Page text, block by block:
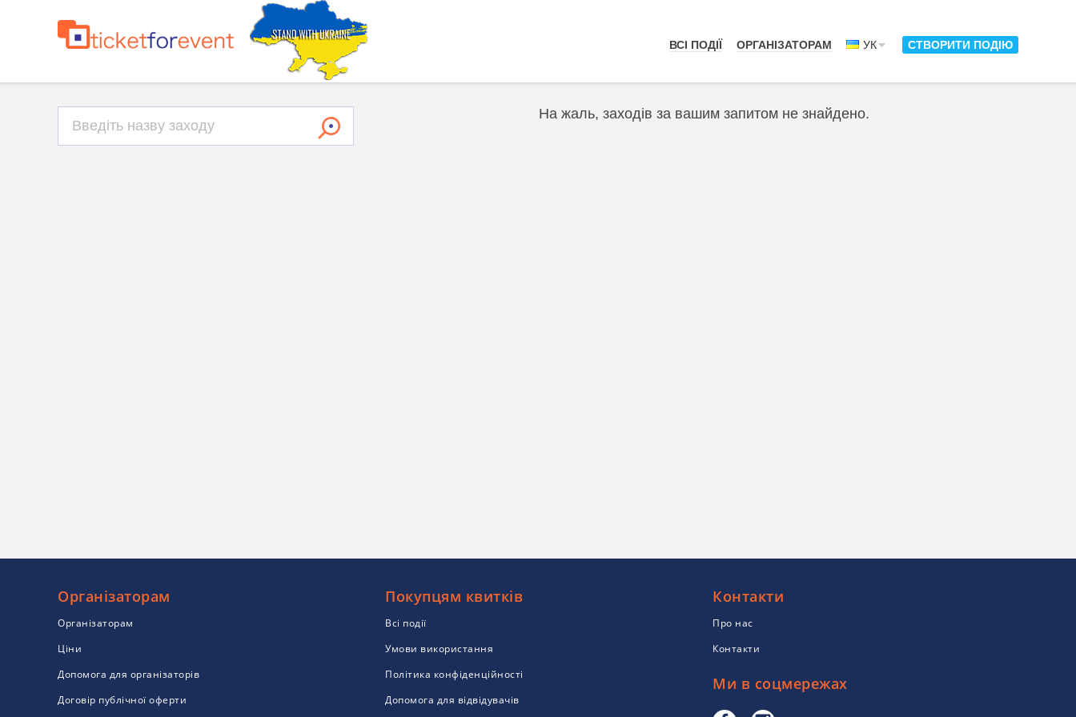
ВСІ ПОДІЇ ОРГАНІЗАТОРАМ УК СТВОРИТИ ПОДІЮ
На жаль, заходів за вашим запитом не знайдено.
Організаторам
Організаторам
Ціни
Допомога для організаторів
Договір публічної оферти
Покупцям квитків
Всі події
Умови використання
Політика конфіденційності
Допомога для відвідувачів
Контакти
Про нас
Контакти
Ми в соцмережах